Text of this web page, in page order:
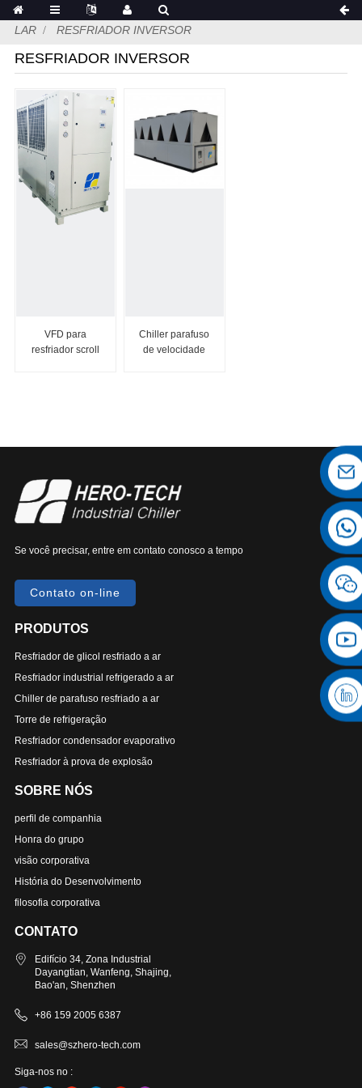
LAR RESFRIADOR INVERSOR
RESFRIADOR INVERSOR
VFD para
resfriador scroll
Chiller parafuso
de velocidade
Se você precisar, entre em contato conosco a tempo
Contato on-line
PRODUTOS
Resfriador de glicol resfriado a ar
Resfriador industrial refrigerado a ar
Chiller de parafuso resfriado a ar
Torre de refrigeração
Resfriador condensador evaporativo
Resfriador à prova de explosão
SOBRE NÓS
perfil de companhia
Honra do grupo
visão corporativa
História do Desenvolvimento
filosofia corporativa
CONTATO
Edifício 34, Zona Industrial
Dayangtian, Wanfeng, Shajing,
Bao'an, Shenzhen
+86 159 2005 6387
sales@szhero-tech.com
Siga-nos no :